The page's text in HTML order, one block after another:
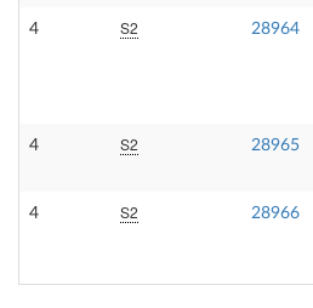
4 S2 28964
4 S2 28965
4 S2 28966